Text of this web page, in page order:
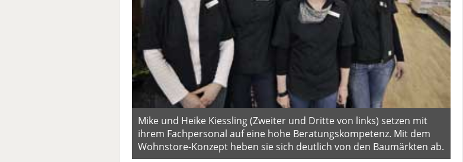
Mike und Heike Kiessling (Zweiter und Dritte von links) setzen mit
ihrem Fachpersonal auf eine hohe Beratungskompetenz. Mit dem
Wohnstore-Konzept heben sie sich deutlich von den Baumärkten ab.